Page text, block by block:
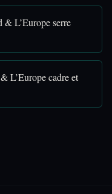
L’Europe serre
L’Europe cadre et